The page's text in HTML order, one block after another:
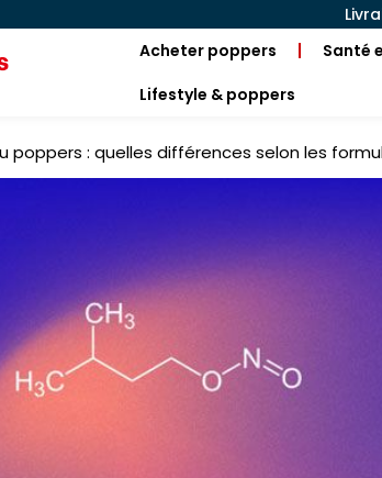
Acheter poppers
Santé
Lifestyle & poppers
poppers : quelles différences selon les